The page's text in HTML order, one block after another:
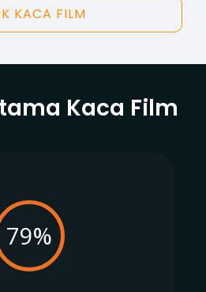
KACA FILM
Kaca Film
79%